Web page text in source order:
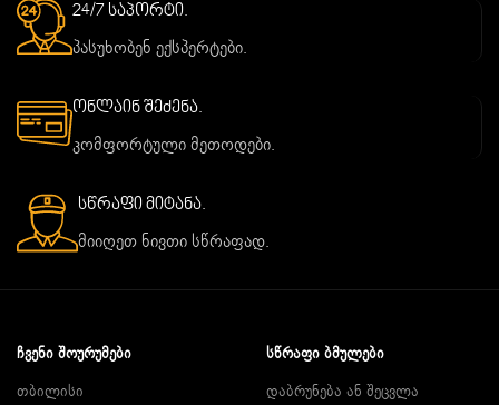
24/7 საპორტი.
პასუხობენ ექსპერტები.
ონლაინ შეძენა.
კომფორტული მეთოდები.
სწრაფი მიტანა.
მიიღეთ ნივთი სწრაფად.
ᲩᲕᲔᲜᲘ ᲨᲝᲣᲠᲣᲛᲔᲑᲘ
თბილისი
ᲡᲬᲠᲐᲤᲘ ᲑᲛᲣᲚᲔᲑᲘ
დაბრუნება ან შეცვლა